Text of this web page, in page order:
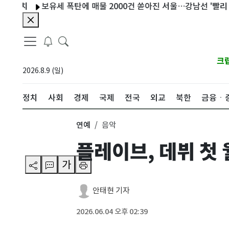
보유세 폭탄에 매물 2000건 쏟아진 서울…강남선 '빨리 팔자' 확
2026.8.9 (일)
크
정치 사회 경제 국제 전국 외교 북한 금융ㆍ
가
연예 음악
플레이브, 데뷔 첫
안태현 기자
2026.06.04 오후 02:39